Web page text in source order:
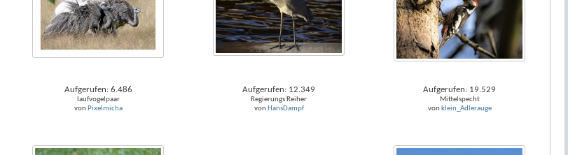
Aufgerufen: 6.486
laufvogelpaar
von Pixelmicha
Aufgerufen: 12.349
Regierungs Reiher
von HansDampf
Aufgerufen: 19.529
Mittelspecht
von klein_Adlerauge